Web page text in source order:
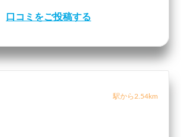
口コミをご投稿する
駅から2.54km